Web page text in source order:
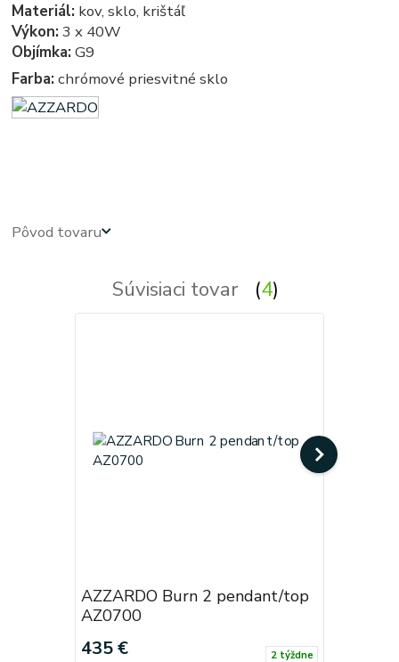
Materiál: kov, sklo, krištáľ
Výkon: 3 x 40W
Objímka: G9
Farba: chrómové priesvitné sklo
Pôvod tovaru
Súvisiaci tovar 4
AZZARDO Burn 2 pendant/top
AZ0700
435 € 2 týždne